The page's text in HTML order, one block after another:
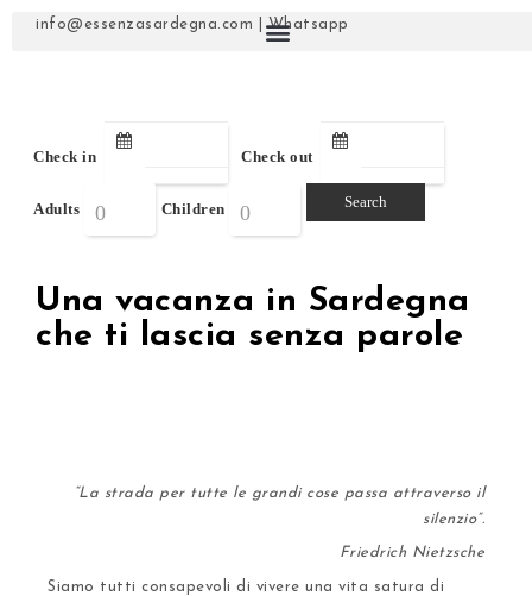
info@essenzasardegna.com |Whatsapp
Check in Check out
Adults Children
Una vacanza in Sardegna
che ti lascia senza parole
“La strada per tutte le grandi cose passa attraverso il
silenzio”.
Friedrich Nietzsche
Siamo tutti consapevoli di vivere una vita satura di